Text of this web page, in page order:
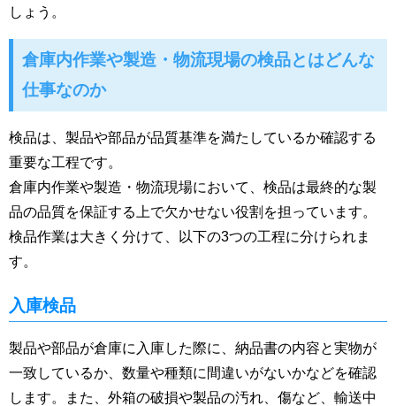
しょう。
倉庫内作業や製造・物流現場の検品とはどんな
仕事なのか
検品は、製品や部品が品質基準を満たしているか確認する
重要な工程です。
倉庫内作業や製造・物流現場において、検品は最終的な製
品の品質を保証する上で欠かせない役割を担っています。
検品作業は大きく分けて、以下の3つの工程に分けられま
す。
入庫検品
製品や部品が倉庫に入庫した際に、納品書の内容と実物が
一致しているか、数量や種類に間違いがないかなどを確認
します。また、外箱の破損や製品の汚れ、傷など、輸送中